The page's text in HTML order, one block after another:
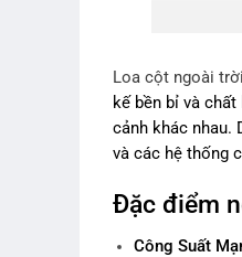
Loa cột ngoài trời
kế bền bỉ và
cảnh khác nhau.
và các hệ thống
Đặc điểm
Công Suất